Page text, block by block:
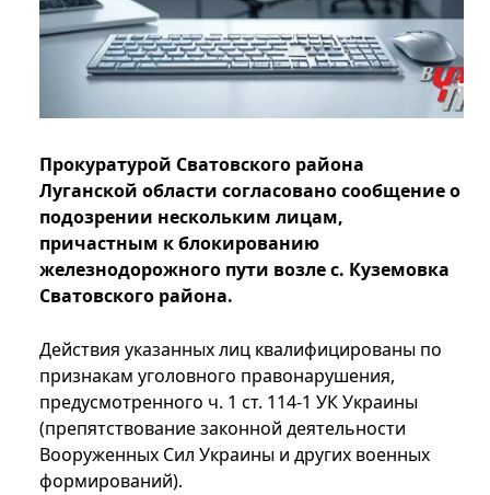
Прокуратурой Сватовского района
Луганской области согласовано сообщение о
подозрении нескольким лицам,
причастным к блокированию
железнодорожного пути возле с. Куземовка
Сватовского района.
Действия указанных лиц квалифицированы по
признакам уголовного правонарушения,
предусмотренного ч. 1 ст. 114-1 УК Украины
(препятствование законной деятельности
Вооруженных Сил Украины и других военных
формирований).